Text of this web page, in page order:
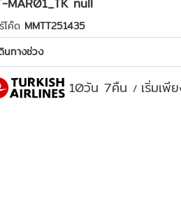
โค๊ด MMTT251435
นทางช่วง
10วัน 7คืน / เริ่มเพี